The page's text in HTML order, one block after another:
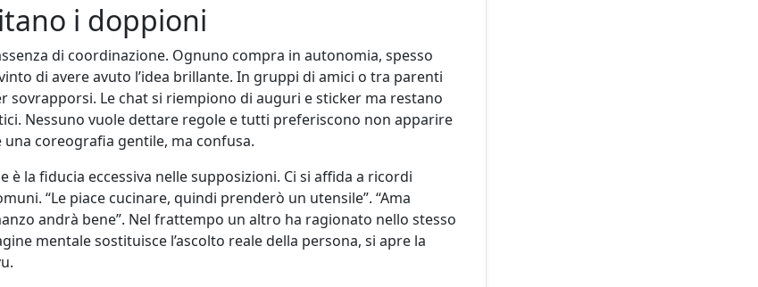
i doppioni
di coordinazione. Ognuno compra in autonomia, spesso
di avere avuto l’idea brillante. In gruppi di amici o tra parenti
sovrapporsi. Le chat si riempiono di auguri e sticker ma restano
Nessuno vuole dettare regole e tutti preferiscono non apparire
coreografia gentile, ma confusa.
è la fiducia eccessiva nelle supposizioni. Ci si affida a ricordi
“Le piace cucinare, quindi prenderò un utensile”. “Ama
andrà bene”. Nel frattempo un altro ha ragionato nello stesso
mentale sostituisce l’ascolto reale della persona, si apre la